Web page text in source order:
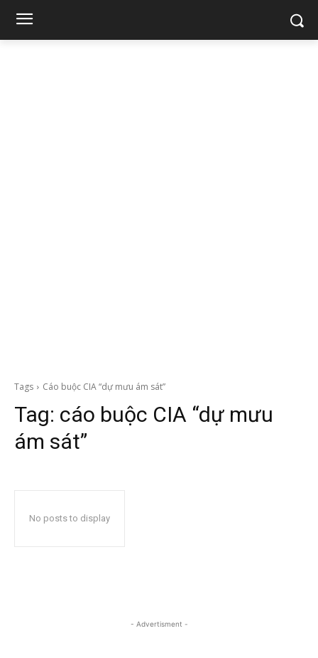
Tags Cáo buộc CIA “dự mưu ám sát”
Tag: cáo buộc CIA “dự mưu
ám sát”
No posts to display
- Advertisment -